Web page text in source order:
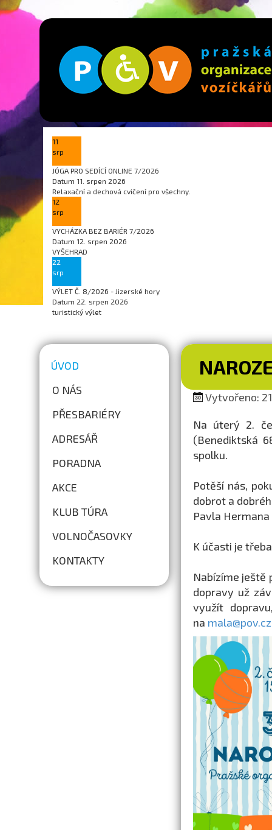
11
srp
JÓGA PRO SEDÍCÍ ONLINE 7/2026
Datum 11. srpen 2026
Relaxační a dechová cvičení pro všechny.
12
srp
VYCHÁZKA BEZ BARIÉR 7/2026
Datum 12. srpen 2026
VYŠEHRAD
22
srp
VÝLET Č. 8/2026 - Jizerské hory
Datum 22. srpen 2026
turistický výlet
ÚVOD
O NÁS
PŘESBARIÉRY
ADRESÁŘ
PORADNA
AKCE
KLUB TÚRA
VOLNOČASOVKY
KONTAKTY
Vytvořeno:
Na úterý 2.
(Benediktská
spolku.
Potěší nás,
dobrot a
Pavla
K účasti je
Nabízíme ještě
dopravy už
využít
na mala@pov.cz